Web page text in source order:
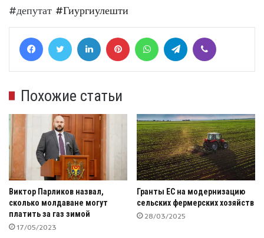
#депутат #Гиургиулешти
FacebookTwitter LinkedIn Pinterest WhatsAppTelegram
Похожие статьи
Виктор Парликов назвал,
сколько молдаване могут
платить за газ зимой
17/05/2023
Гранты ЕС на модернизацию
сельских фермерских хозяйств
28/03/2025